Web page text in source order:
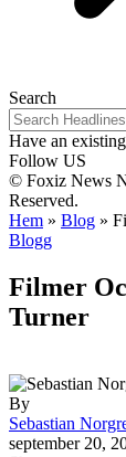
Search
Have an
Follow US
© Foxiz News
Reserved.
Hem » Blog »
Blogg
Filmer
Turner
By
Sebastian
september 20,